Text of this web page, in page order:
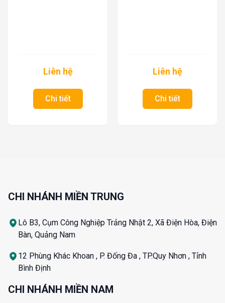
Liên hệ
Chi tiết
Liên hệ
Chi tiết
CHI NHÁNH MIỀN TRUNG
Lô B3, Cụm Công Nghiệp Trảng Nhật 2, Xã Điện Hòa, Điện
Bàn, Quảng Nam
12 Phùng Khác Khoan , P. Đống Đa , TP.Quy Nhơn , Tỉnh
Bình Định
CHI NHÁNH MIỀN NAM